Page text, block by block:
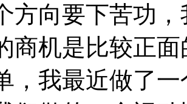
方向要下苦功
商机是比较正
，我最近做了